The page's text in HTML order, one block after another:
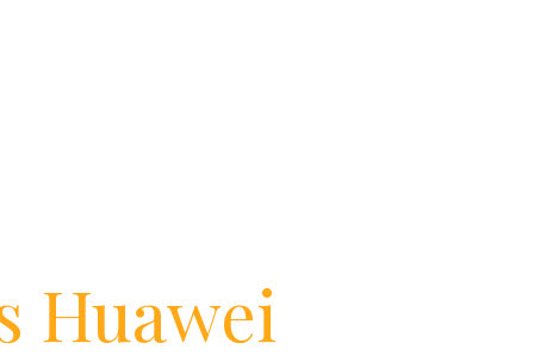
Huawei